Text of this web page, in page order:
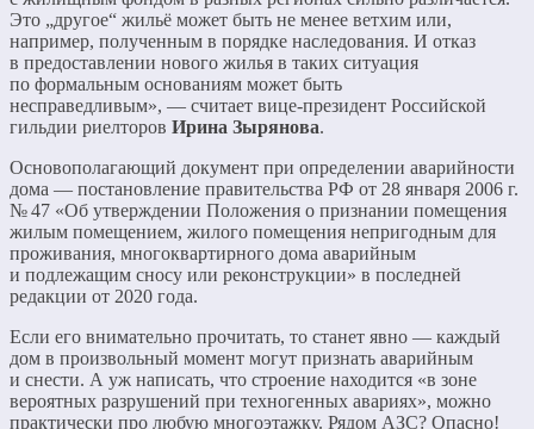
Это „другое“ жильё может быть не менее ветхим или,
например, полученным в порядке наследования. И отказ
в предоставлении нового жилья в таких ситуация
по формальным основаниям может быть
несправедливым», — считает вице-президент Российской
гильдии риелторов Ирина Зырянова.
Основополагающий документ при определении аварийности
дома — постановление правительства РФ от 28 января 2006 г.
№ 47 «Об утверждении Положения о признании помещения
жилым помещением, жилого помещения непригодным для
проживания, многоквартирного дома аварийным
и подлежащим сносу или реконструкции» в последней
редакции от 2020 года.
Если его внимательно прочитать, то станет явно — каждый
дом в произвольный момент могут признать аварийным
и снести. А уж написать, что строение находится «в зоне
вероятных разрушений при техногенных авариях», можно
практически про любую многоэтажку. Рядом АЗС? Опасно!